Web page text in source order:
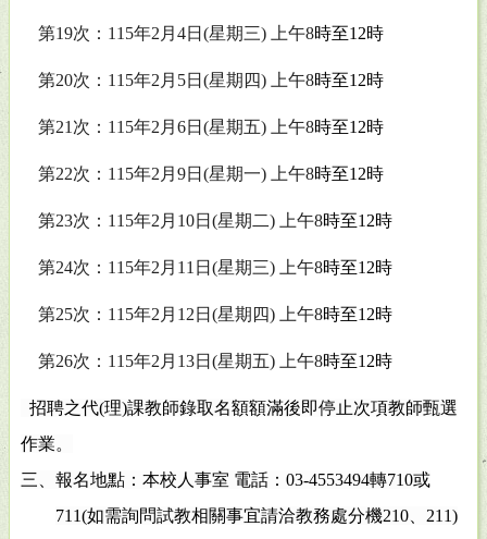
第19次： 115年2 月 4日 (星期三) 上午8時至12時
第20次： 115年2 月 5日 (星期四) 上午8時至12時
第21 次： 115年2 月 6日 (星期五) 上午8時至12時
第22次： 115年2 月 9日 (星期一) 上午8時至12時
第23次： 115年2 月 10日 (星期二) 上午8時至12時
第24次： 115年2 月 11 日 (星期三) 上午8時至12時
第25次： 115年2 月 12 日 (星期四) 上午8時至12時
第26次： 115年2 月 13日 (星期五) 上午8時至12時
招聘之代(理)課教師錄取名額額滿後即停止次項教師甄選
作業。
三、報名地點：本校人事室 電話： 03-4553494轉710或
711(如需詢問試教相關事宜請洽教務處分機210
211)